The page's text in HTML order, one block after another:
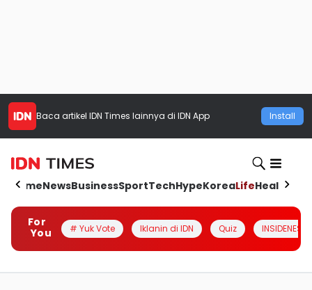
Baca artikel IDN Times lainnya di IDN App Install
HomeNewsBusinessSportTechHypeKoreaLifeHealth
For
You
# Yuk Vote Iklanin di IDN Quiz INSIDENESIA